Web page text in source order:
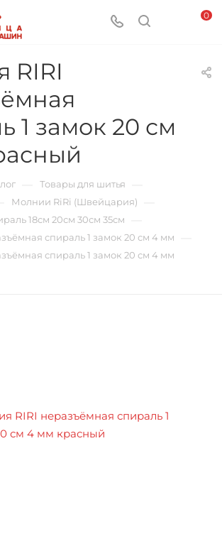
0
RIRI
1 замок 20 см
Товары для шитья
Молнии RiRi (Швейцария)
18см 20см 30см 35см
спираль 1 замок 20 см 4 мм
спираль 1 замок 20 см 4 мм